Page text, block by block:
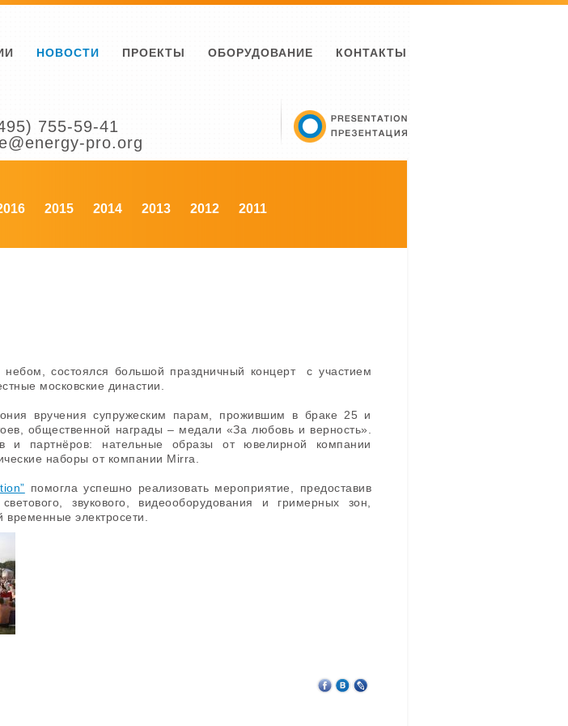
НОВОСТИ ПРОЕКТЫ ОБОРУДОВАНИЕ КОНТАКТЫ
755-59-41
pro.org
2015 2014 2013 2012 2011
состоялся большой праздничный концерт с участием
московские династии.
вручения супружеским парам, прожившим в браке 25 и
общественной награды – медали «За любовь и верность».
и партнёров: нательные образы от ювелирной компании
наборы от компании Mirra.
помогла успешно реализовать мероприятие, предоставив
звукового, видеооборудования и гримерных зон,
электросети.